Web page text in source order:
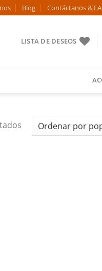
Blog Contáctanos &
LISTA DE DESEOS
Ordenado
por